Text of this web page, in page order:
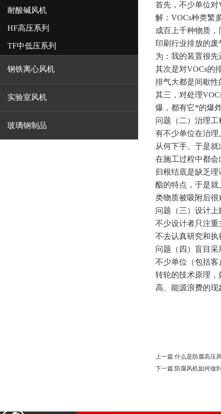
耐酸碱风机
HF高压系列
TF中低压系列
钢铁离心风机
实验室风机
玻璃钢制品
首先，不少单位对
解： VOCs种类繁
成百上千种物质
印刷行业排放的
为：我的装置很
其次是对VOCs的
排气大都是间歇
其三，对处理
爆，都有它*的爆
问题（二）治理
有不少单位在治
从何下手。于是
在施工过程中都
归根结底是缺乏
酯的特点，于是就
类物质被吸附后
问题（三）设计
不少设计者只注
不去认真研究和
问题（四）盲目
不少单位（包括
转轮的技术原理
高、能源浪费的现
上一篇:什么是防腐高压
下一篇:防腐风机如何做